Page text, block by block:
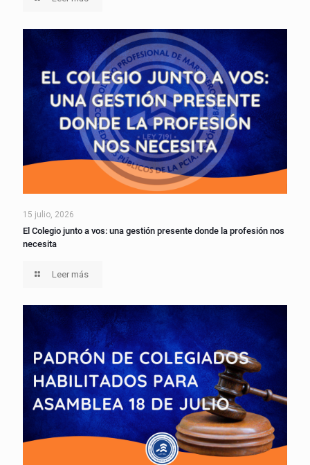
15 julio, 2026
El Colegio junto a vos: una gestión presente donde la profesión nos
necesita
Leer más